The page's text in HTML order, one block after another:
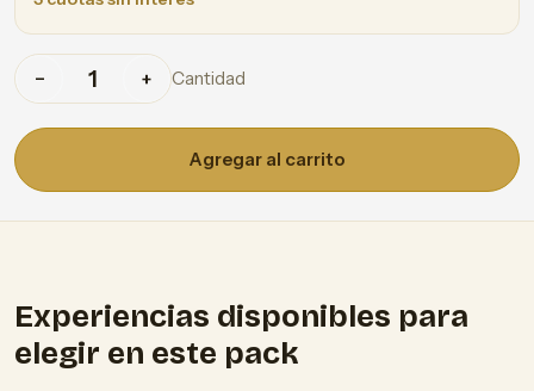
− + Cantidad
Agregar al carrito
Experiencias disponibles para
elegir en este pack